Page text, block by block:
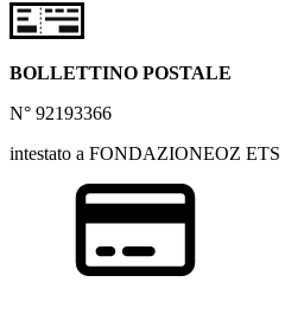
BOLLETTINO POSTALE
N° 92193366
intestato a FONDAZIONEOZ ETS